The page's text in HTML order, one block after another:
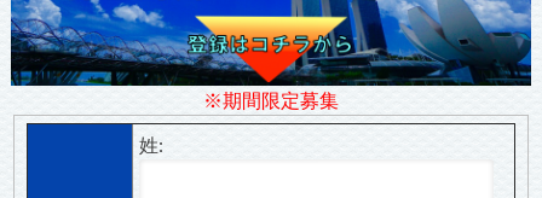
※期間限定募集
姓: